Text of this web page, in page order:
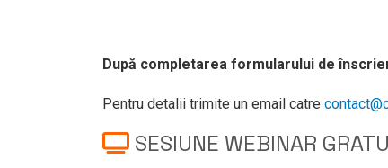
După completarea formularului de
Pentru detalii trimite un email catre
SESIUNE WEBINAR